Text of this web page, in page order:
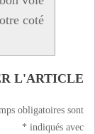
coté
L'ARTICLE
obligatoires sont
indiqués avec
*